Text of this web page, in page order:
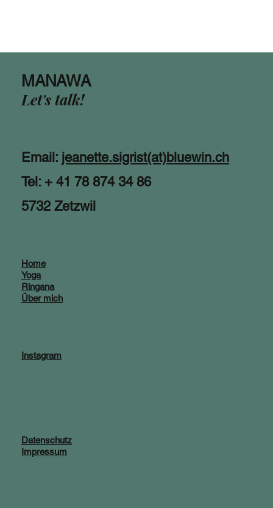
MANAWA
Let's talk!
Email: jeanette.sigrist(at)bluewin.ch
Tel: + 41 78 874 34 86
5732 Zetzwil
Home
Yoga
Ringana
Über mich
Instagram
Datenschutz
Impressum